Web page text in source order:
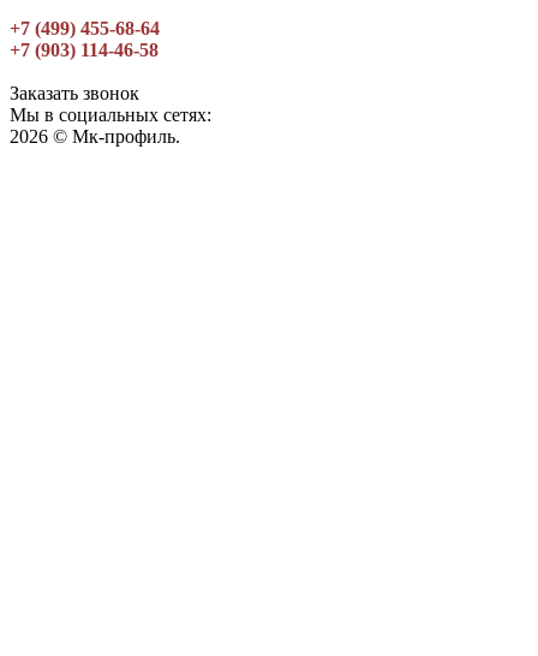
+7 (499) 455-68-64
+7 (903) 114-46-58
Заказать звонок
Мы в социальных сетях:
2026 © Мк-профиль.